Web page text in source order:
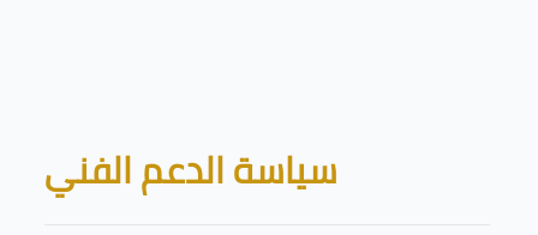
Blocks
سياسة الدعم الفني